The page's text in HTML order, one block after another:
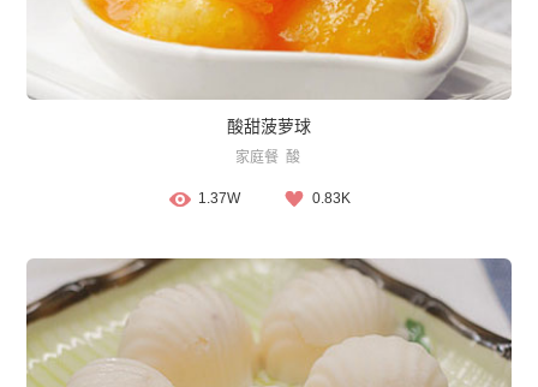
酸甜菠萝球
家庭餐 酸
1.37W 0.83K